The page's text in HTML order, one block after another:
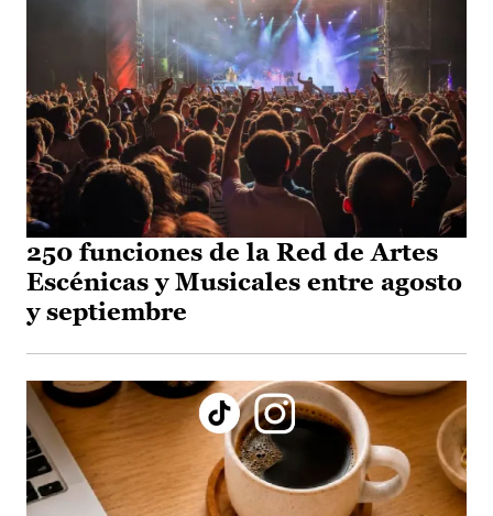
250 funciones de la Red de Artes
Escénicas y Musicales entre agosto
y septiembre